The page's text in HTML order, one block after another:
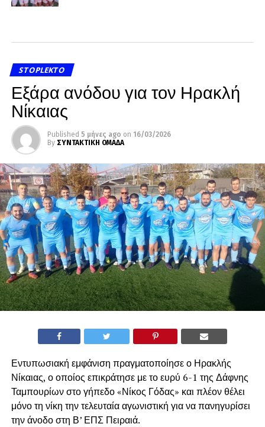
STOPLEKTO
Εξάρα ανόδου για τον Ηρακλή
Νίκαιας
Published 5 μήνες ago on 16/03/2026
By ΣΥΝΤΑΚΤΙΚΗ ΟΜΑΔΑ
Εντυπωσιακή εμφάνιση πραγματοποίησε ο Ηρακλής
Νίκαιας, ο οποίος επικράτησε με το ευρύ 6-1 της Δάφνης
Ταμπουρίων στο γήπεδο «Νίκος Γόδας» και πλέον θέλει
μόνο τη νίκη την τελευταία αγωνιστική για να πανηγυρίσει
την άνοδο στη Β’ ΕΠΣ Πειραιά.